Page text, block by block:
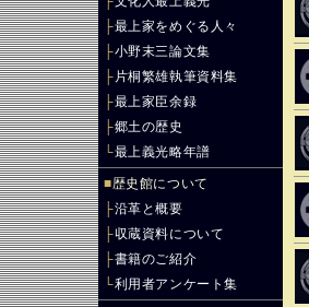
├最上家をめぐる人々
├小野末三論文集
├ 片桐繁雄執筆資料集
├最上家臣余録
├郷土の歴史
└最上義光略年譜
■歴史館について
├沿革と概要
├収蔵資料について
├書籍のご紹介
└利用者アンケート集